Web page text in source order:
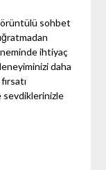
sohbet
ihtiyaç
daha
sevdiklerinizle